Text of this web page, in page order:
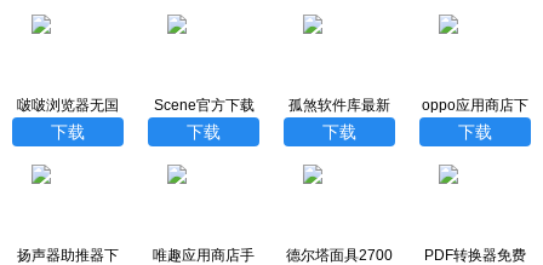
啵啵浏览器无国
界全球通下载
下载
Scene官方下载
最新版
下载
孤煞软件库最新
版
下载
oppo应用商店下
载官方app
下载
扬声器助推器下
唯趣应用商店手
德尔塔面具2700
PDF转换器免费